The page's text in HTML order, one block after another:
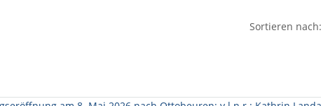
Sortieren nach: